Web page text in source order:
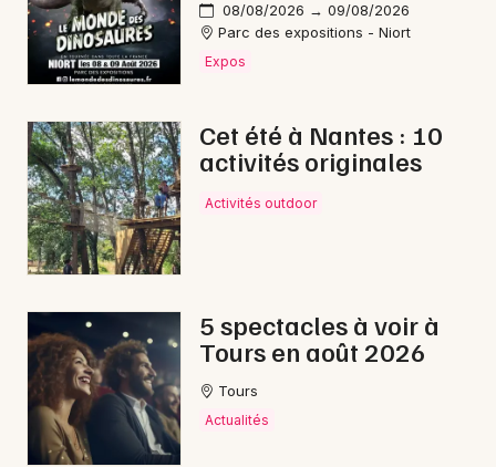
Soirées
Sorties famille
Expos
Sorties & loisirs
Lotos en Indre-et-Loire
Lotos dans le Centre-Val de Loire
Strasbourg
Toulouse
08/08/2026 → 09/08/2026
Parc des expositions - Niort
Expos
Cet été à Nantes : 10
activités originales
Activités outdoor
5 spectacles à voir à
Tours en août 2026
Tours
Actualités